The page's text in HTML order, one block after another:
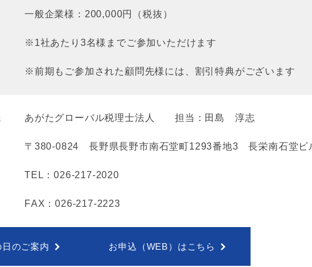
一般企業様：200,000円（税抜）
※1社あたり3名様までご参加いただけます
※前期もご参加された顧問先様には、割引特典がございます
あがたグローバル税理士法人 担当：田島 淳志
〒380-0824 長野県長野市南石堂町1293番地3 長栄南石堂
TEL：026-217-2020
FAX：026-217-2223
のご案内 お申込（WEB）はこちら